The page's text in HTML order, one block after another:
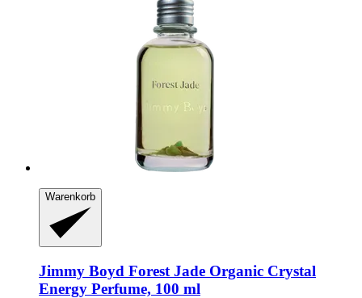
Warenkorb
Jimmy Boyd Forest Jade Organic Crystal
Energy Perfume, 100 ml